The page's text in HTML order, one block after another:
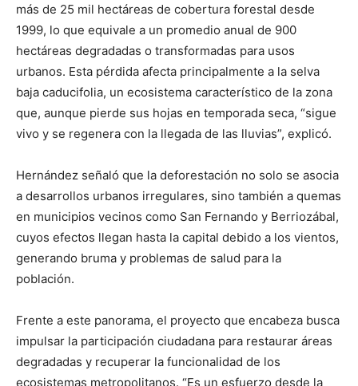
más de 25 mil hectáreas de cobertura forestal desde
1999, lo que equivale a un promedio anual de 900
hectáreas degradadas o transformadas para usos
urbanos. Esta pérdida afecta principalmente a la selva
baja caducifolia, un ecosistema característico de la zona
que, aunque pierde sus hojas en temporada seca, “sigue
vivo y se regenera con la llegada de las lluvias”, explicó.
Hernández señaló que la deforestación no solo se asocia
a desarrollos urbanos irregulares, sino también a quemas
en municipios vecinos como San Fernando y Berriozábal,
cuyos efectos llegan hasta la capital debido a los vientos,
generando bruma y problemas de salud para la
población.
Frente a este panorama, el proyecto que encabeza busca
impulsar la participación ciudadana para restaurar áreas
degradadas y recuperar la funcionalidad de los
ecosistemas metropolitanos. “Es un esfuerzo desde la